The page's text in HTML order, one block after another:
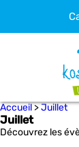
Accueil>Juillet
Juillet
Découvrez les